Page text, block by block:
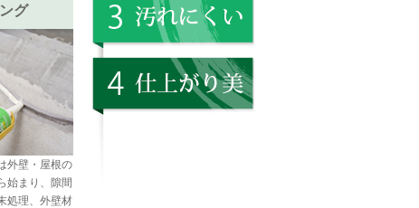
グ
外壁・屋根の
始まり、隙間
処理、外壁材